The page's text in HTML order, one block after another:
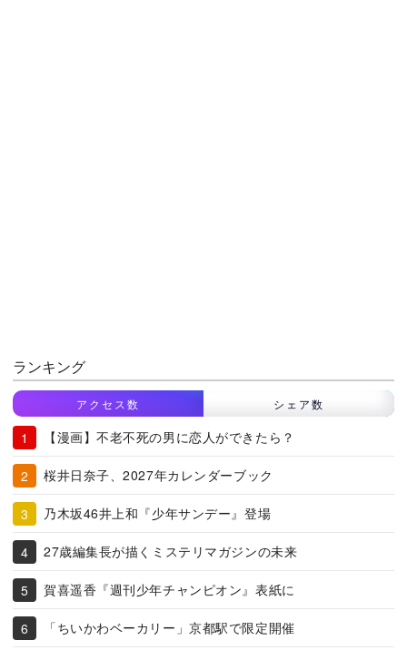
ランキング
アクセス数 シェア数
【漫画】不老不死の男に恋人ができたら？
桜井日奈子、2027年カレンダーブック
乃木坂46井上和『少年サンデー』登場
27歳編集長が描くミステリマガジンの未来
賀喜遥香『週刊少年チャンピオン』表紙に
「ちいかわベーカリー」京都駅で限定開催